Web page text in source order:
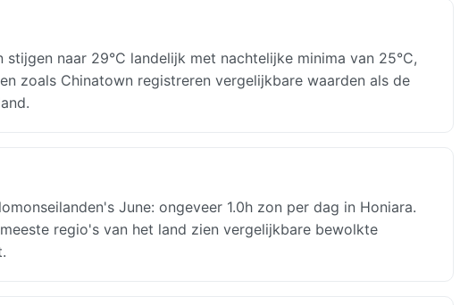
naar 29°C landelijk met nachtelijke minima van 25°C,
zoals Chinatown registreren vergelijkbare waarden als de
June: ongeveer 1.0h zon per dag in Honiara.
regio's van het land zien vergelijkbare bewolkte